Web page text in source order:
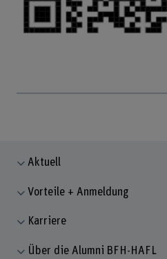
Aktuell
Vorteile + Anmeldung
Karriere
Über die Alumni BFH-HAFL